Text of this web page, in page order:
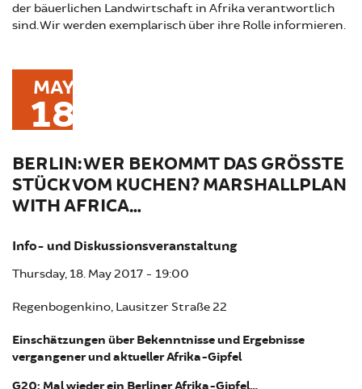
der bäuerlichen Landwirtschaft in Afrika verantwortlich
sind. Wir werden exemplarisch über ihre Rolle informieren.
MAY
18
BERLIN: WER BEKOMMT DAS GRÖSSTE S
TÜCK VOM KUCHEN? MARSHALLPLAN W
ITH AFRICA…
Info- und Diskussionsveranstaltung
Thursday, 18. May 2017 - 19:00
Regenbogenkino, Lausitzer Straße 22
Einschätzungen über Bekenntnisse und Ergebnisse
vergangener und aktueller Afrika-Gipfel